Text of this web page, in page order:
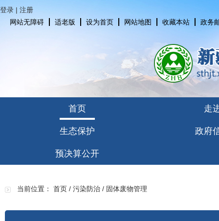
登录 | 注册
网站无障碍
适老版 设为首页 网站地图 收藏本站 政务
首页 走
生态保护 政府
预决算公开
当前位置： 首页 / 污染防治 / 固体废物管理